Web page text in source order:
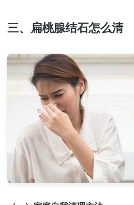
三、扁桃腺结石怎么清